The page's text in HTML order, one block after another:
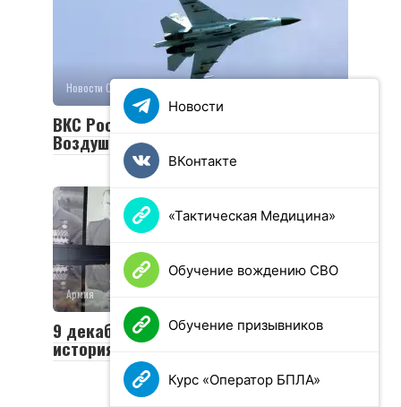
Новости СВО
ВКС России сбили самолет Су-27
Воздушных сил Украины
Армия
9 декабря — День Героев Отечества:
история и традиции праздника
Новости
ВКонтакте
«Тактическая Медицина»
Обучение вождению СВО
Обучение призывников
Курс «Оператор БПЛА»